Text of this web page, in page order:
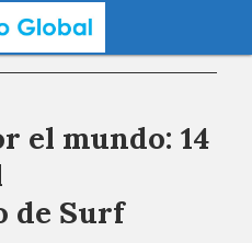
el mundo: 14
de Surf